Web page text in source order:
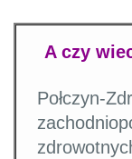
A czy
Połczyn-